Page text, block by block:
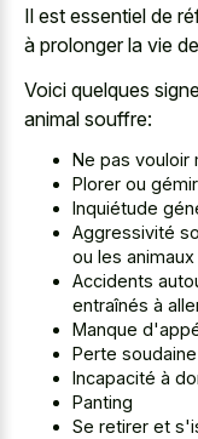
Il est essentiel de
à prolonger la vie
Voici quelques
animal souffre:
Ne pas vouloir
Plorer ou gémir
Inquiétude
Aggressivité
ou les animaux
Accidents
entraînés à
Manque
Perte
Incapacité à
Panting
Se retirer et